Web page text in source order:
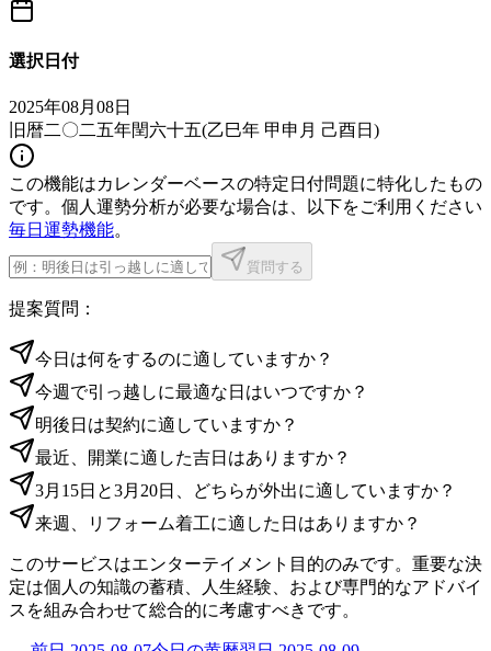
選択日付
2025年08月08日
旧暦二〇二五年閏六十五(乙巳年 甲申月 己酉日 )
この機能はカレンダーベースの特定日付問題に特化したもの
です。個人運勢分析が必要な場合は、以下をご利用ください
毎日運勢機能。
質問する
提案質問：
今日は何をするのに適していますか？
今週で引っ越しに最適な日はいつですか？
明後日は契約に適していますか？
最近、開業に適した吉日はありますか？
3月15日と3月20日、どちらが外出に適していますか？
来週、リフォーム着工に適した日はありますか？
このサービスはエンターテイメント目的のみです。重要な決
定は個人の知識の蓄積、人生経験、および専門的なアドバイ
スを組み合わせて総合的に考慮すべきです。